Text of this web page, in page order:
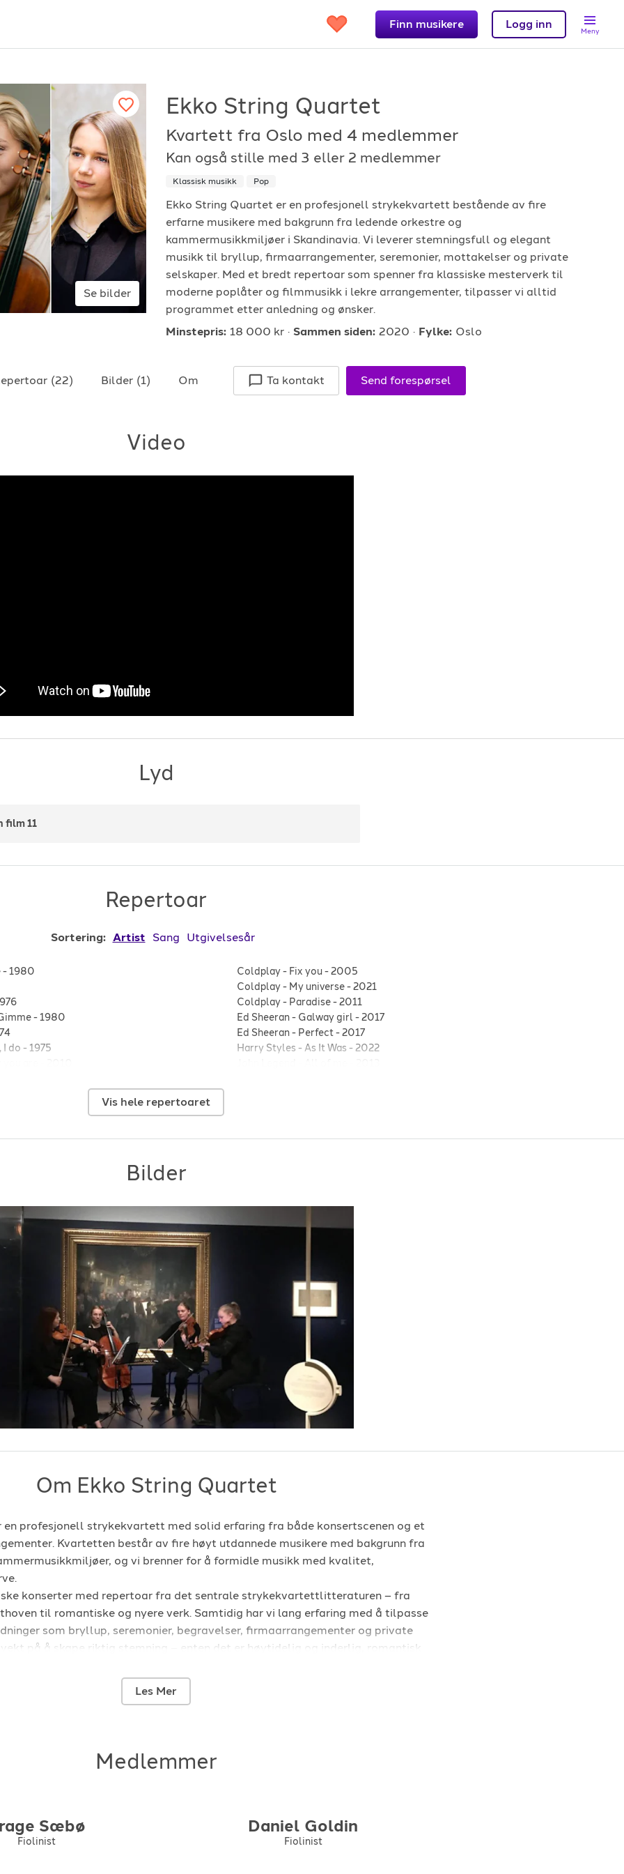
Finn musikere Logg inn Meny
arrangører
fungerer det?
etter underholdning
booke i 2026
For musiker
Hvordan fungerer det?
Registrer solist eller band
Support
Hjelpesenter
Logg inn
E-POST
Se bilder
Ekko String Quartet
Kvartett fra Oslo med 4 medlemmer
Kan også stille med 3 eller 2 medlemmer
Klassisk musikk Pop
Ekko String Quartet er en profesjonell strykekvartett bestående av fire
erfarne musikere med bakgrunn fra ledende orkestre og
kammermusikkmiljøer i Skandinavia. Vi leverer stemningsfull og elegant
musikk til bryllup, firmaarrangementer, seremonier, mottakelser og private
selskaper. Med et bredt repertoar som spenner fra klassiske mesterverk til
moderne poplåter og filmmusikk i lekre arrangementer, tilpasser vi alltid
programmet etter anledning og ønsker.
Minstepris: 18 000 kr Sammen siden: 2020 Fylke: Oslo
(22) Bilder (1) Om Ta kontakt Send forespørsel
Video
Lyd
film 11
Repertoar
Sortering: Artist Sang Utgivelsesår
-1980
-1980
I do - 1975
Coldplay- Fix you -2005
Coldplay- My universe-2021
Coldplay- Paradise-2011
Ed Sheeran- Galway girl -2017
Ed Sheeran- Perfect-2017
Harry Styles -As It Was - 2022
Taylor Swift-Love song-2009
Vis hele repertoaret
Bilder
Om Ekko String Quartet
en profesjonell strykekvartett med solid erfaring fra både konsertscenen og et
Kvartetten består av fire høyt utdannede musikere med bakgrunn fra
og vi brenner for å formidle musikk med kvalitet,
konserter med repertoar fra det sentrale strykekvartettlitteraturen – fra
til romantiske og nyere verk. Samtidig har vi lang erfaring med å tilpasse
som bryllup, seremonier, begravelser, firmaarrangementer og private
på å skape riktig stemning – enten det er høytidelig og inderlig, romantisk
bredt: klassiske perler, vakker kirkemusikk, kjente filmmelodier og populære
for strykekvartett. Vi samarbeider tett med arrangør eller brudepar
er opptatt av profesjonalitet i alle ledd og leverer alltid pålitelig, fleksibel og
– fra første henvendelse til siste tone.
Les Mer
Medlemmer
Sæbø
Fiolinist
Daniel Goldin
Fiolinist